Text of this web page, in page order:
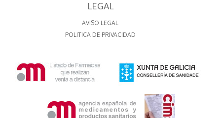
LEGAL
AVISO LEGAL
POLITICA DE PRIVACIDAD